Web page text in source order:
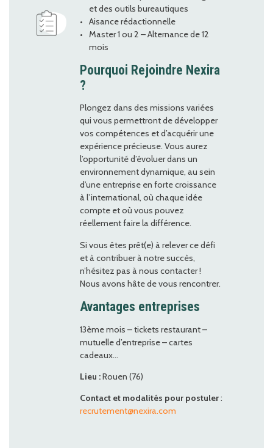
et des outils bureautiques
Aisance rédactionnelle
Master 1 ou 2 – Alternance de 12
mois
Pourquoi Rejoindre Nexira
?
Plongez dans des missions variées
qui vous permettront de développer
vos compétences et d’acquérir une
expérience précieuse. Vous aurez
l’opportunité d’évoluer dans un
environnement dynamique, au sein
d’une entreprise en forte croissance
à l’international, où chaque idée
compte et où vous pouvez
réellement faire la différence.
Si vous êtes prêt(e) à relever ce défi
et à contribuer à notre succès,
n’hésitez pas à nous contacter !
Nous avons hâte de vous rencontrer.
Avantages entreprises
13ème mois – tickets restaurant –
mutuelle d’entreprise – cartes
cadeaux…
Lieu :Rouen (76)
Contact et modalités pour postuler:
recrutement@nexira.com